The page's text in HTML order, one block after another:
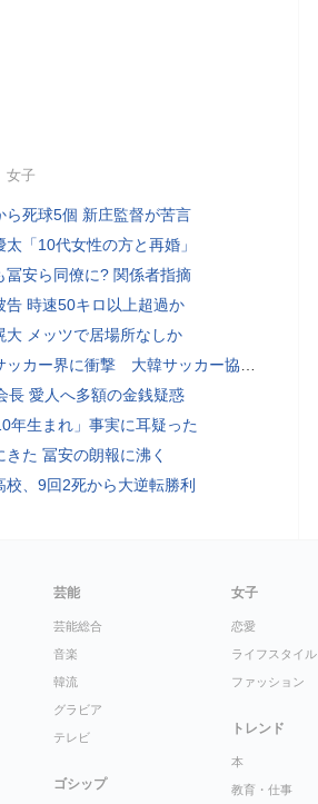
女子
ら死球5個 新庄監督が苦言
太「10代女性の方と再婚」
冨安ら同僚に? 関係者指摘
告 時速50キロ以上超過か
大 メッツで居場所なしか
に衝撃 大韓サッカー協会に外国人審判への“性的接待”疑惑 韓国メディアが報道
長 愛人へ多額の金銭疑惑
年生まれ」事実に耳疑った
きた 冨安の朗報に沸く
校、9回2死から大逆転勝利
芸能
芸能総合
音楽
韓流
グラビア
テレビ
ゴシップ
女子
恋愛
ライフスタイル
ファッション
トレンド
本
教育・仕事